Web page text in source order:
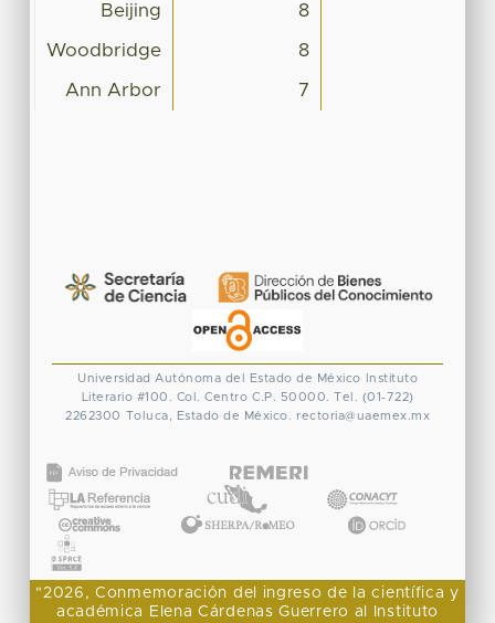
Beijing 8
Woodbridge 8
Ann Arbor 7
Universidad Autónoma del Estado de México
Instituto
Literario #100. Col. Centro C.P. 50000. Tel. (01-722)
2262300 Toluca, Estado de México. rectoria@uaemex.mx
"2026, Conmemoración del ingreso de la científica y
académica Elena Cárdenas Guerrero al Instituto